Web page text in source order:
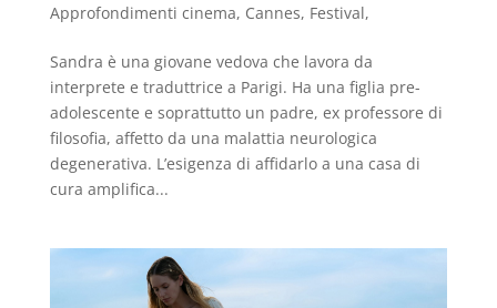
Approfondimenti cinema, Cannes, Festival,
Sandra è una giovane vedova che lavora da
interprete e traduttrice a Parigi. Ha una figlia pre-
adolescente e soprattutto un padre, ex professore di
filosofia, affetto da una malattia neurologica
degenerativa. L’esigenza di affidarlo a una casa di
cura amplifica...